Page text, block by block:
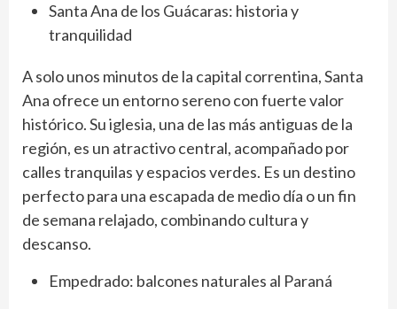
Santa Ana de los Guácaras: historia y
tranquilidad
A solo unos minutos de la capital correntina, Santa
Ana ofrece un entorno sereno con fuerte valor
histórico. Su iglesia, una de las más antiguas de la
región, es un atractivo central, acompañado por
calles tranquilas y espacios verdes. Es un destino
perfecto para una escapada de medio día o un fin
de semana relajado, combinando cultura y
descanso.
Empedrado: balcones naturales al Paraná